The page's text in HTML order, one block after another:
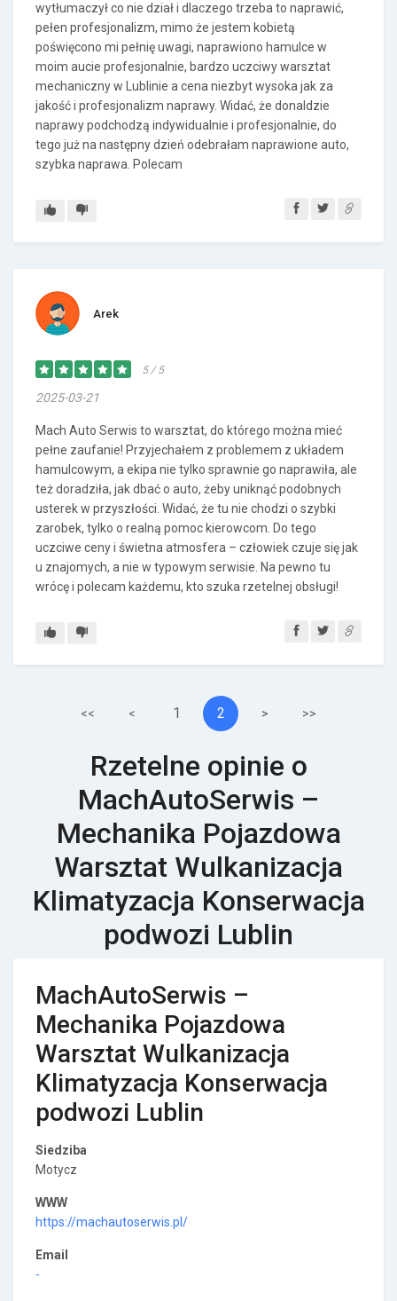
wytłumaczył co nie dział i dlaczego trzeba to naprawić,
pełen profesjonalizm, mimo że jestem kobietą
poświęcono mi pełnię uwagi, naprawiono hamulce w
moim aucie profesjonalnie, bardzo uczciwy warsztat
mechaniczny w Lublinie a cena niezbyt wysoka jak za
jakość i profesjonalizm naprawy. Widać, że donaldzie
naprawy podchodzą indywidualnie i profesjonalnie, do
tego już na następny dzień odebrałam naprawione auto,
szybka naprawa. Polecam
Arek
5 / 5
2025-03-21
Mach Auto Serwis to warsztat, do którego można mieć
pełne zaufanie! Przyjechałem z problemem z układem
hamulcowym, a ekipa nie tylko sprawnie go naprawiła, ale
też doradziła, jak dbać o auto, żeby uniknąć podobnych
usterek w przyszłości. Widać, że tu nie chodzi o szybki
zarobek, tylko o realną pomoc kierowcom. Do tego
uczciwe ceny i świetna atmosfera – człowiek czuje się jak
u znajomych, a nie w typowym serwisie. Na pewno tu
wrócę i polecam każdemu, kto szuka rzetelnej obsługi!
<< < 1 2 > >>
Rzetelne opinie o
MachAutoSerwis –
Mechanika Pojazdowa
Warsztat Wulkanizacja
Klimatyzacja Konserwacja
podwozi Lublin
MachAutoSerwis –
Mechanika Pojazdowa
Warsztat Wulkanizacja
Klimatyzacja Konserwacja
podwozi Lublin
Siedziba
Motycz
WWW
https://machautoserwis.pl/
Email
-